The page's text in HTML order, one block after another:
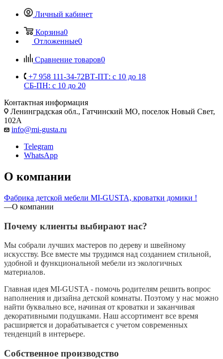
Личный кабинет
Корзина0
Отложенные0
Сравнение товаров0
+7 958 111-34-72ВТ-ПТ: с 10 до 18
СБ-ПН: с 10 до 20
Контактная информация
Ленинградская обл., Гатчинский МО, поселок Новый Свет,
102А
info@mi-gusta.ru
Telegram
WhatsApp
О компании
Фабрика детской мебели MI-GUSTA, кроватки домики !
—О компании
Почему клиенты выбирают нас?
Мы собрали лучших мастеров по дереву и швейному
искусству. Все вместе мы трудимся над созданием стильной,
удобной и функциональной мебели из экологичных
материалов.
Главная идея MI-GUSTA - помочь родителям решить вопрос
наполнения и дизайна детской комнаты. Поэтому у нас можно
найти буквально все, начиная от кроватки и заканчивая
декоративными подушками. Наш ассортимент все время
расширяется и дорабатывается с учетом современных
тенденций в интерьере.
Собственное производство